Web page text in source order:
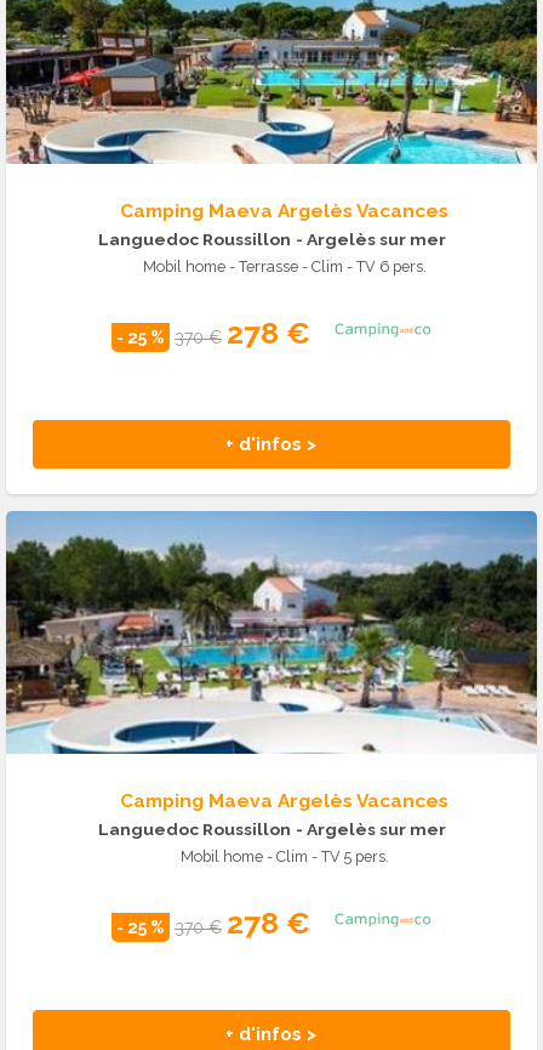
Camping Maeva Argelès Vacances
Languedoc Roussillon - Argelès sur mer
Mobil home - Terrasse - Clim - TV 6 pers.
- 25 % 370 € 278 €
+ d'infos >
Camping Maeva Argelès Vacances
Languedoc Roussillon - Argelès sur mer
Mobil home - Clim - TV 5 pers.
- 25 % 370 € 278 €
+ d'infos >